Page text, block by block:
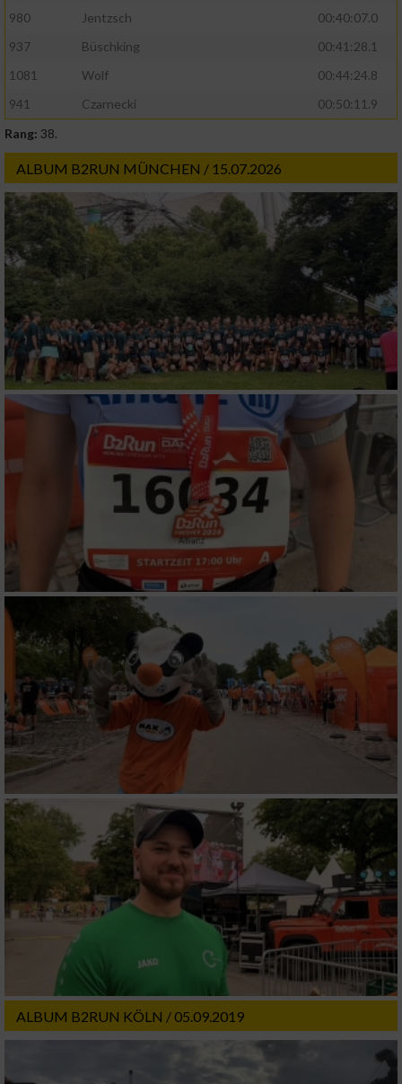
980 Jentzsch
00:40:07.0
937
Büschking
00:41:28.1
1081
Wolf
00:44:24.8
941
Czarnecki
00:50:11.9
Rang: 38.
ALBUM B2RUN MÜNCHEN / 15.07.2026
ALBUM B2RUN KÖLN / 05.09.2019